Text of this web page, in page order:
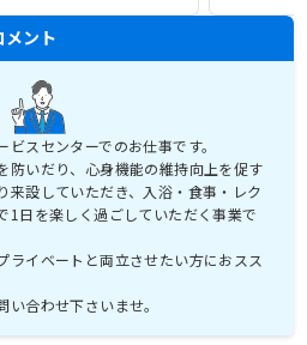
ント
スセンターでのお仕事です。
防いだり、心身機能の維持向上を促す
来設していただき、入浴・食事・レク
1日を楽しく過ごしていただく事業で
ライベートと両立させたい方におスス
合わせ下さいませ。